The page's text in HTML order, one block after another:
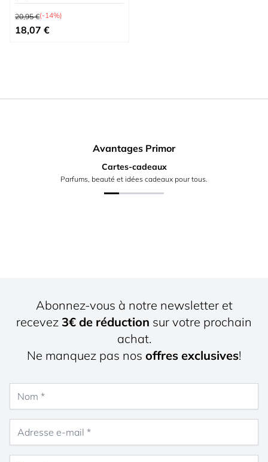
Prix normal
20,95 €(-14%)
Prix spécial
18,07 €
Avantages Primor
Cartes-cadeaux
Parfums, beauté et idées cadeaux pour tous.
Abonnez-vous à notre newsletter et
recevez 3€ de réduction sur votre prochain
achat.
Ne manquez pas nos offres exclusives!